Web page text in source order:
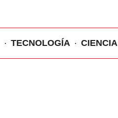
TECNOLOGÍA CIENCIA